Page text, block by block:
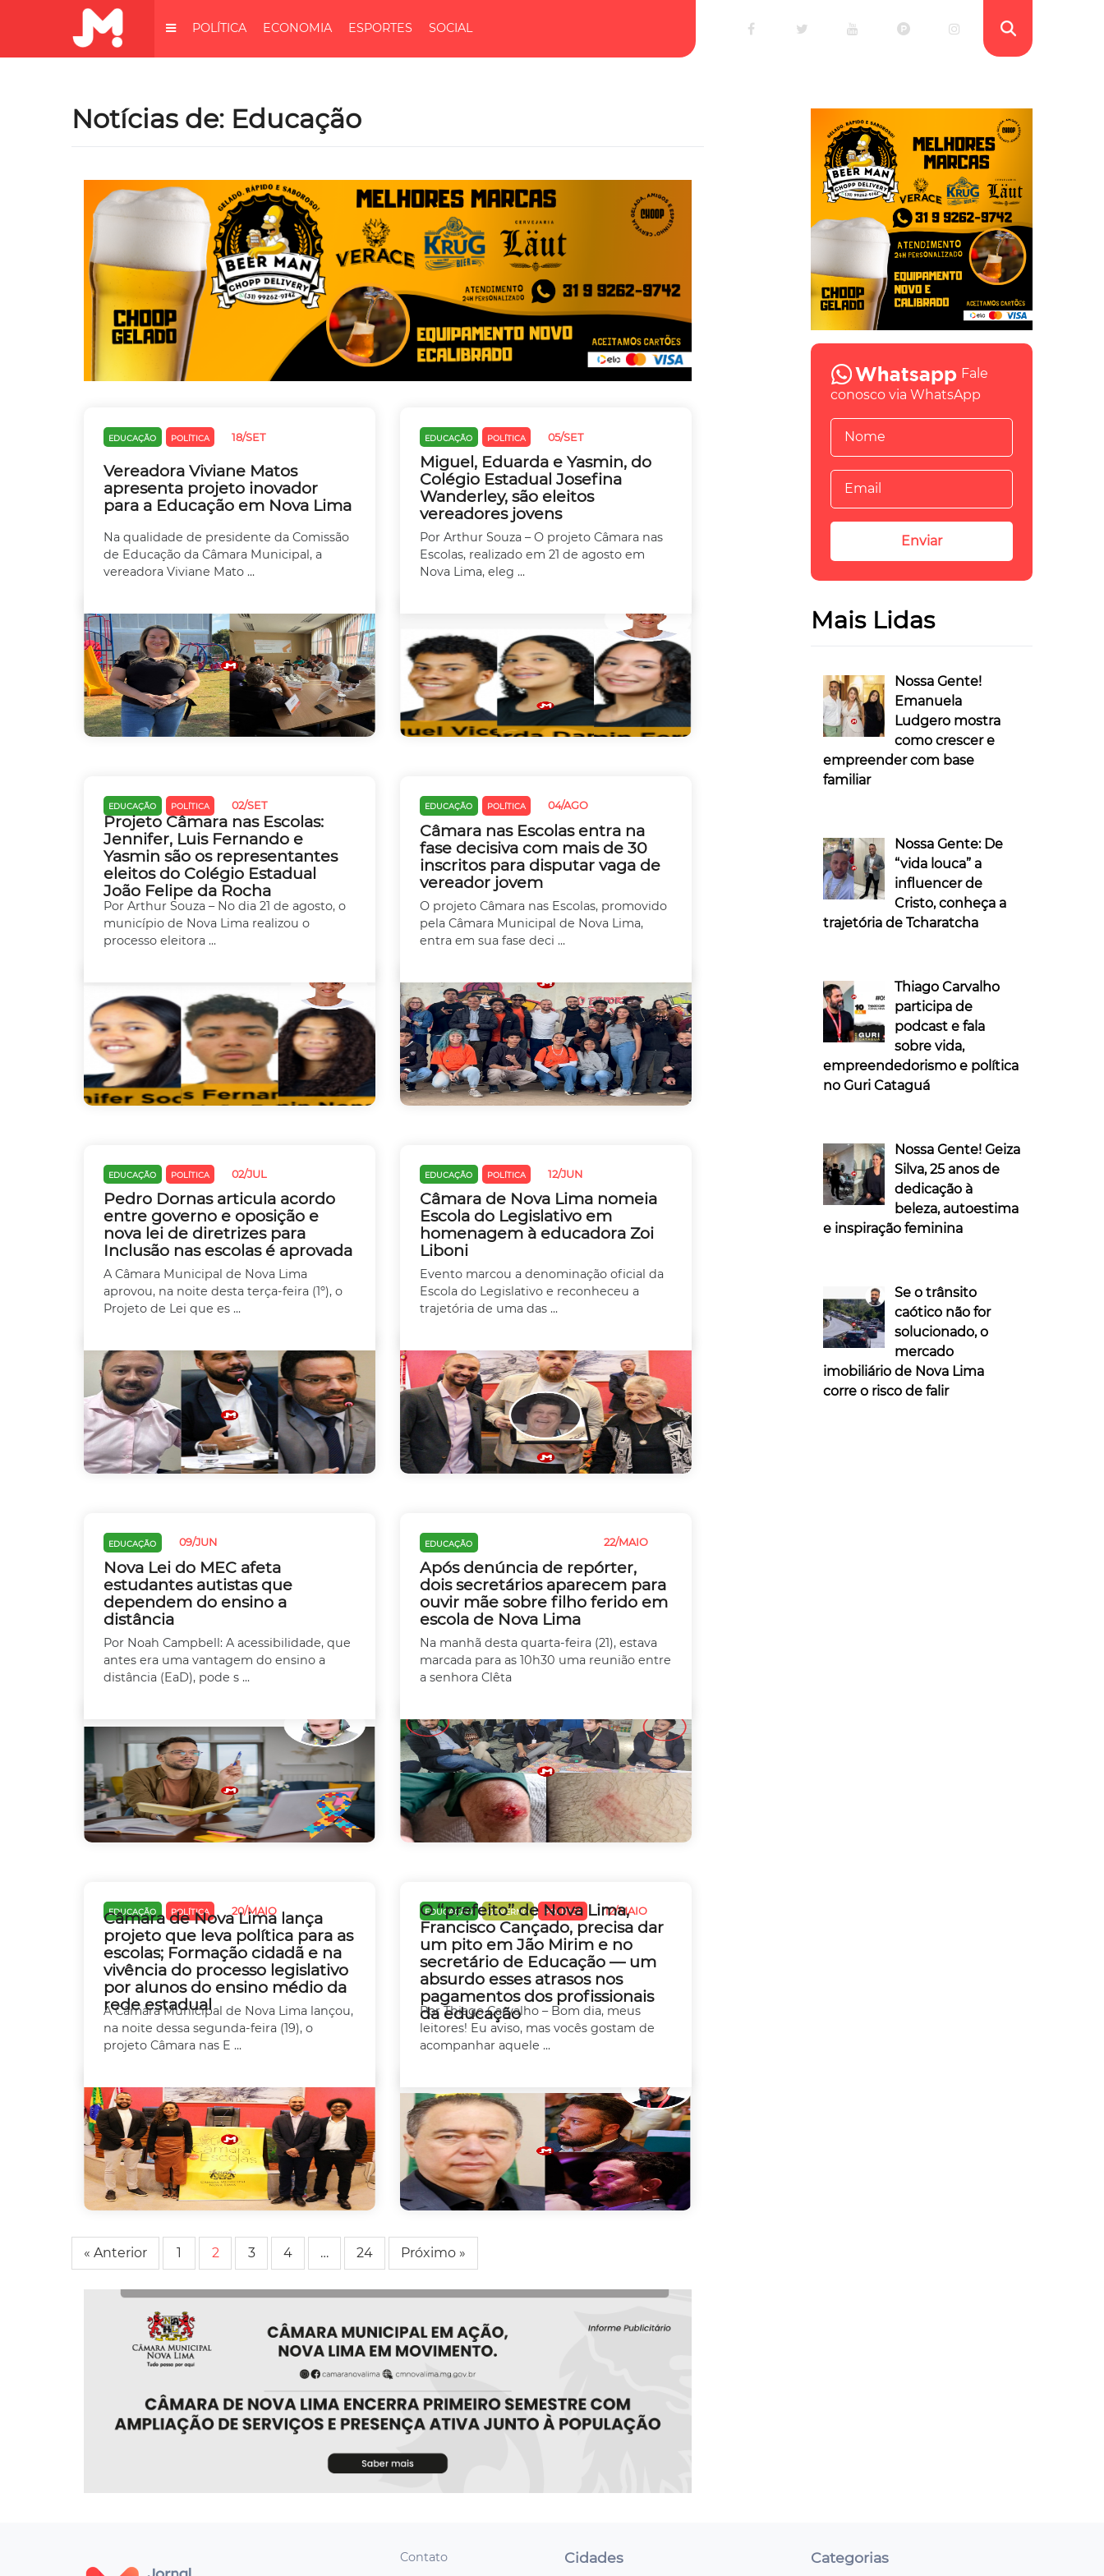
POLÍTICA ECONOMIA ESPORTES SOCIAL
Notícias de: Educação
EDUCAÇÃO POLÍTICA 18/SET
Vereadora Viviane Matos
apresenta projeto inovador
para a Educação em Nova Lima
Na qualidade de presidente da Comissão
de Educação da Câmara Municipal, a
vereadora Viviane Mato ...
EDUCAÇÃO POLÍTICA 05/SET
Miguel, Eduarda e Yasmin, do
Colégio Estadual Josefina
Wanderley, são eleitos
vereadores jovens
Por Arthur Souza – O projeto Câmara nas
Escolas, realizado em 21 de agosto em
Nova Lima, eleg ...
EDUCAÇÃO POLÍTICA 02/SET
Projeto Câmara nas Escolas:
Jennifer, Luis Fernando e
Yasmin são os representantes
eleitos do Colégio Estadual
João Felipe da Rocha
Por Arthur Souza – No dia 21 de agosto, o
município de Nova Lima realizou o
processo eleitora ...
EDUCAÇÃO POLÍTICA 04/AGO
Câmara nas Escolas entra na
fase decisiva com mais de 30
inscritos para disputar vaga de
vereador jovem
O projeto Câmara nas Escolas, promovido
pela Câmara Municipal de Nova Lima,
entra em sua fase deci ...
EDUCAÇÃO POLÍTICA 02/JUL
Pedro Dornas articula acordo
entre governo e oposição e
nova lei de diretrizes para
Inclusão nas escolas é aprovada
A Câmara Municipal de Nova Lima
aprovou, na noite desta terça-feira (1º), o
Projeto de Lei que es ...
EDUCAÇÃO POLÍTICA 12/JUN
Câmara de Nova Lima nomeia
Escola do Legislativo em
homenagem à educadora Zoi
Liboni
Evento marcou a denominação oficial da
Escola do Legislativo e reconheceu a
trajetória de uma das ...
EDUCAÇÃO 09/JUN
Nova Lei do MEC afeta
estudantes autistas que
dependem do ensino a
distância
Por Noah Campbell: A acessibilidade, que
antes era uma vantagem do ensino a
distância (EaD), pode s ...
EDUCAÇÃO 22/MAIO
Após denúncia de repórter,
dois secretários aparecem para
ouvir mãe sobre filho ferido em
escola de Nova Lima
Na manhã desta quarta-feira (21), estava
marcada para as 10h30 uma reunião entre
a senhora Clêta
EDUCAÇÃO POLÍTICA 20/MAIO
Câmara de Nova Lima lança
projeto que leva política para as
escolas; Formação cidadã e na
vivência do processo legislativo
por alunos do ensino médio da
rede estadual
A Câmara Municipal de Nova Lima lançou,
na noite dessa segunda-feira (19), o
projeto Câmara nas E ...
EDUCAÇÃO GOVERNO POLÍTICA 12/MAIO
O ‘‘prefeito’’ de Nova Lima,
Francisco Cançado, precisa dar
um pito em Jão Mirim e no
secretário de Educação — um
absurdo esses atrasos nos
pagamentos dos profissionais
da educação
Por Thiago Carvalho – Bom dia, meus
leitores! Eu aviso, mas vocês gostam de
acompanhar aquele ...
« Anterior 1 2 3 4 … 24 Próximo »
Fale
conosco via WhatsApp
Mais Lidas
Nossa Gente!
Emanuela
Ludgero mostra
como crescer e
empreender com base
familiar
Nossa Gente: De
“vida louca” a
influencer de
Cristo, conheça a
trajetória de Tcharatcha
Thiago Carvalho
participa de
podcast e fala
sobre vida,
empreendedorismo e política
no Guri Cataguá
Nossa Gente! Geiza
Silva, 25 anos de
dedicação à
beleza, autoestima
e inspiração feminina
Se o trânsito
caótico não for
solucionado, o
mercado
imobiliário de Nova Lima
corre o risco de falir
Contato
Cidades Categorias